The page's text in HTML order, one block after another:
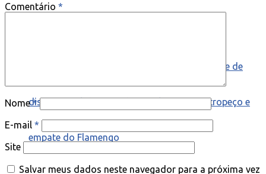
Comentário *
Nome*
E-mail *
Site
Salvar meus dados neste navegador para a próxima vez